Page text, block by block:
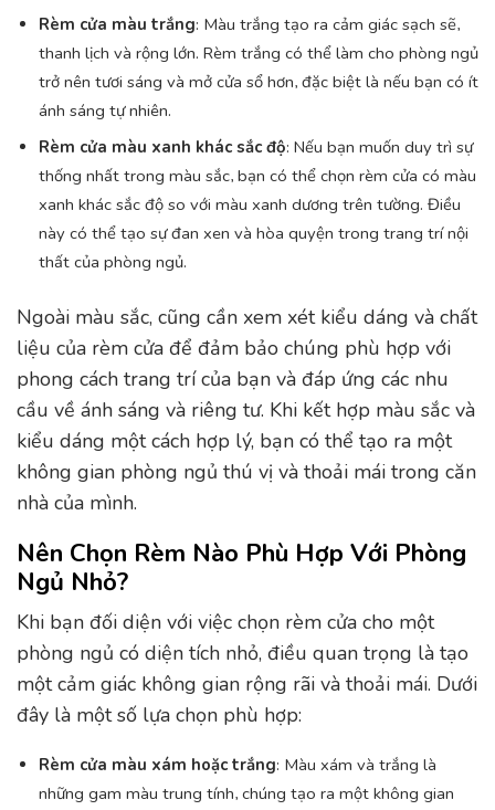
Rèm cửa màu trắng: Màu trắng tạo ra cảm giác sạch sẽ,
thanh lịch và rộng lớn. Rèm trắng có thể làm cho phòng ngủ
trở nên tươi sáng và mở cửa sổ hơn, đặc biệt là nếu bạn có ít
ánh sáng tự nhiên.
Rèm cửa màu xanh khác sắc độ: Nếu bạn muốn duy trì sự
thống nhất trong màu sắc, bạn có thể chọn rèm cửa có màu
xanh khác sắc độ so với màu xanh dương trên tường. Điều
này có thể tạo sự đan xen và hòa quyện trong trang trí nội
thất của phòng ngủ.
Ngoài màu sắc, cũng cần xem xét kiểu dáng và chất
liệu của rèm cửa để đảm bảo chúng phù hợp với
phong cách trang trí của bạn và đáp ứng các nhu
cầu về ánh sáng và riêng tư. Khi kết hợp màu sắc và
kiểu dáng một cách hợp lý, bạn có thể tạo ra một
không gian phòng ngủ thú vị và thoải mái trong căn
nhà của mình.
Nên Chọn Rèm Nào Phù Hợp Với Phòng
Ngủ Nhỏ?
Khi bạn đối diện với việc chọn rèm cửa cho một
phòng ngủ có diện tích nhỏ, điều quan trọng là tạo
một cảm giác không gian rộng rãi và thoải mái. Dưới
đây là một số lựa chọn phù hợp:
Rèm cửa màu xám hoặc trắng: Màu xám và trắng là
những gam màu trung tính, chúng tạo ra một không gian